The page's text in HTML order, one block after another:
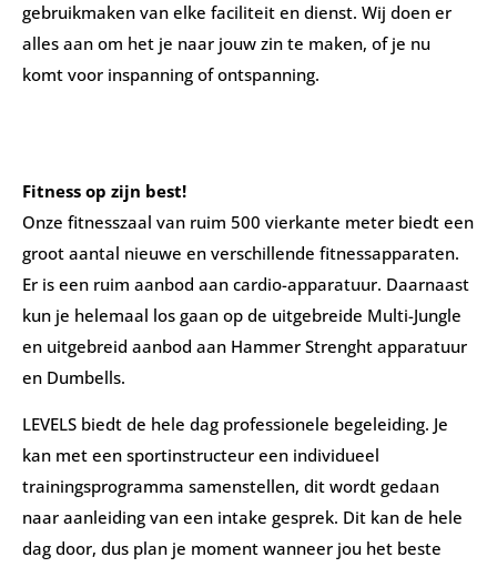
gebruikmaken van elke faciliteit en dienst. Wij doen er
alles aan om het je naar jouw zin te maken, of je nu
komt voor inspanning of ontspanning.
Fitness op zijn best!
Onze fitnesszaal van ruim 500 vierkante meter biedt een
groot aantal nieuwe en verschillende fitnessapparaten.
Er is een ruim aanbod aan cardio-apparatuur. Daarnaast
kun je helemaal los gaan op de uitgebreide Multi-Jungle
en uitgebreid aanbod aan Hammer Strenght apparatuur
en Dumbells.
LEVELS biedt de hele dag professionele begeleiding. Je
kan met een sportinstructeur een individueel
trainingsprogramma samenstellen, dit wordt gedaan
naar aanleiding van een intake gesprek. Dit kan de hele
dag door, dus plan je moment wanneer jou het beste